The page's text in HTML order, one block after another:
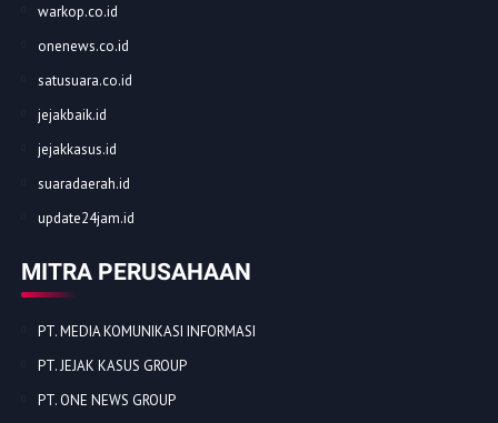
warkop.co.id
onenews.co.id
satusuara.co.id
jejakbaik.id
jejakkasus.id
suaradaerah.id
update24jam.id
MITRA PERUSAHAAN
PT. MEDIA KOMUNIKASI INFORMASI
PT. JEJAK KASUS GROUP
PT. ONE NEWS GROUP